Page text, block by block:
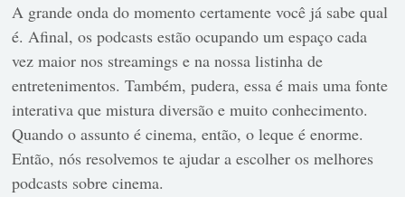
A grande onda do momento certamente você já sabe qual
é. Afinal, os podcasts estão ocupando um espaço cada
vez maior nos streamings e na nossa listinha de
entretenimentos. Também, pudera, essa é mais uma fonte
interativa que mistura diversão e muito conhecimento.
Quando o assunto é cinema, então, o leque é enorme.
Então, nós resolvemos te ajudar a escolher os melhores
podcasts sobre cinema.